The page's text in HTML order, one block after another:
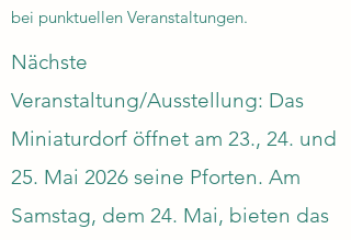
bei punktuellen Veranstaltungen.
Nächste
Veranstaltung/Ausstellung: Das
Miniaturdorf öffnet am 23., 24. und
25. Mai 2026 seine Pforten. Am
Samstag, dem 24. Mai, bieten das